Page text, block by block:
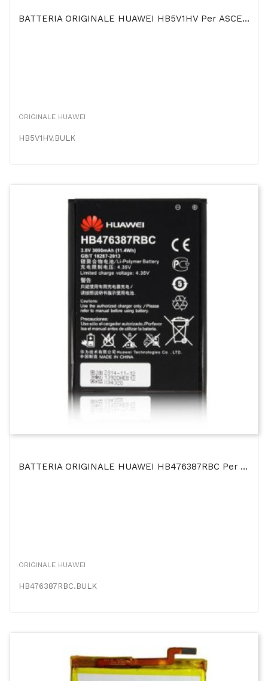
BATTERIA ORIGINALE HUAWEI HB5V1HV Per ASCEND Y540, ASCEND Y520, ASCEND Y300, Y360, Y3 - 2020 MAh...
ORIGINALE HUAWEI
HB5V1HV.BULK
BATTERIA ORIGINALE HUAWEI HB476387RBC Per ASCEND G750, HONOR 3X 3000 MAh LI-ION BULK
ORIGINALE HUAWEI
HB476387RBC.BULK